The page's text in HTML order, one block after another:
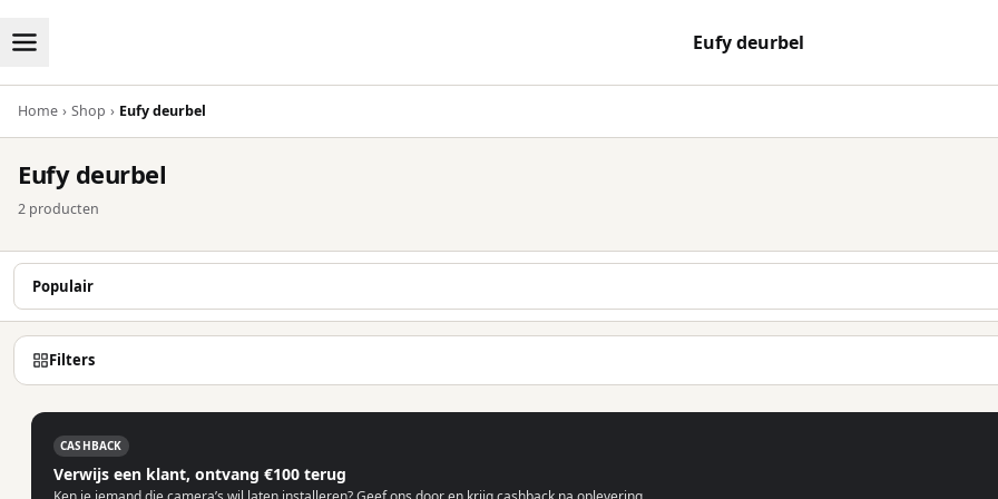
Eufy deurbel
Home › Shop › Eufy deurbel
Eufy deurbel
2 producten
Filters
CASHBACK
Verwijs een klant, ontvang €100 terug